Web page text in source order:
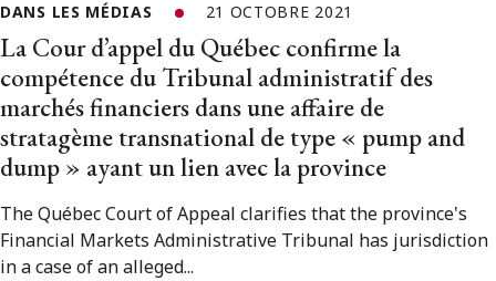
DANS LES MÉDIAS 21 OCTOBRE 2021
La Cour d’appel du Québec confirme la
compétence du Tribunal administratif des
marchés financiers dans une affaire de
stratagème transnational de type « pump and
dump » ayant un lien avec la province
The Québec Court of Appeal clarifies that the province's
Financial Markets Administrative Tribunal has jurisdiction
in a case of an alleged...